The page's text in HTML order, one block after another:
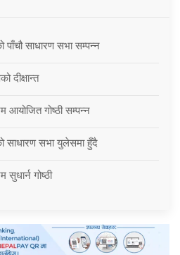
साधारण सभा सम्पन्न
दीक्षान्त
आयोजित गोष्ठी सम्पन्न
साधारण सभा युलेसमा हुँदै
सुधार्न गोष्ठी